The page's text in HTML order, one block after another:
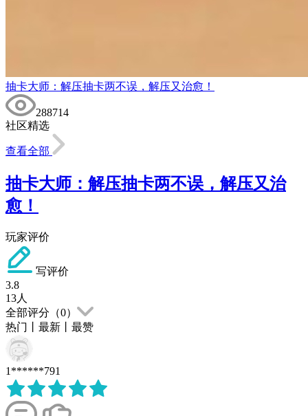
抽卡大师：解压抽卡两不误，解压又治愈！
288714
社区精选
查看全部
抽卡大师：解压抽卡两不误，解压又治
愈！
玩家评价
写评价
3.8
13人
全部评分（0）
热门
最新 最赞
1******791